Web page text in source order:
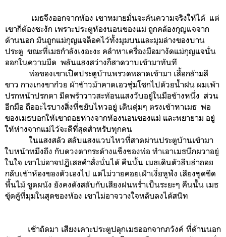
เมธจึงออกจากห้อง เขาหมายมั่นจะค้นความจริงให้ได้ แต่
เขาก็ต้องชะงัก เพราะประตูห้องนอนของแม่ ถูกคล้องกุญแจจาก
ด้านนอก มันถูกแม่กุญแจล็อคไว้ทั้งมุมบนและมุมล่างของบาน
ประตู ขณะที่เมธกำลังเงอะงะ คลำหาเครื่องมือมางัดแม่กุญแจนั่น
ออกในความมืด พลันแสงสว่างก็สาดวาบเข้ามาทันที
พ่อของเขาเปิดประตูบ้านพรวดพลาดเข้ามา เสื้อกล้ามสี
ขาว กางเกงขาก๋วย ผ้าข้าวม้าคาดเอวชุ่มโชกไปด้วยน้ำฝน ผมเพ้า
ปรกหน้าปรกตา มีดพร้าวาวสะท้อนแสงวับอยู่ในมือข้างหนึ่ง ส่วน
อีกมือ ถืออะไรบางสิ่งที่ขยับไหวอยู่ เดินดุ่มๆ ตรงเข้าหาเมธ พ่อ
ของเมธบอกให้เขาถอยห่างจากห้องนอนของแม่ และพยายาม อยู่
ให้ห่างจากแม่ไว้จะดีที่สุดสำหรับทุกคน
ในแสงสลัว สลับแสงแวบไหวที่สาดผ่านประตูบ้านเข้ามา
ใบหน้าทมึงถึง กับดวงตากระด้างแข็งของพ่อ ทำเอาเมธนึกผวาอยู่
ในใจ เขาไม่อาจปฏิเสธคำสั่งนั่นได้ คืนนั้น เมธเดินตัวลีบล่าถอย
กลับเข้าห้องของตัวเองไป แต่ไม่วายคอยเฝ้าเงี่ยหูฟัง เสียงขูดขีด
พื้นไม้ ขูดผนัง ยังคงดังสลับกับเสียงฝนพร่ำเป็นระยะๆ คืนนั้น เมธ
ขุ้ดคู้ที่มุมในสุดของห้อง เขาไม่อาจวางใจหลับลงได้สนิท
เช้าถัดมา เสียงเคาะประตูปลุกเมธออกจากภวังค์ ที่ด้านนอก